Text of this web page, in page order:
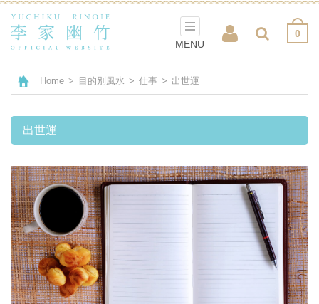
0
MENU
Home > 目的別風水 > 仕事 > 出世運
出世運